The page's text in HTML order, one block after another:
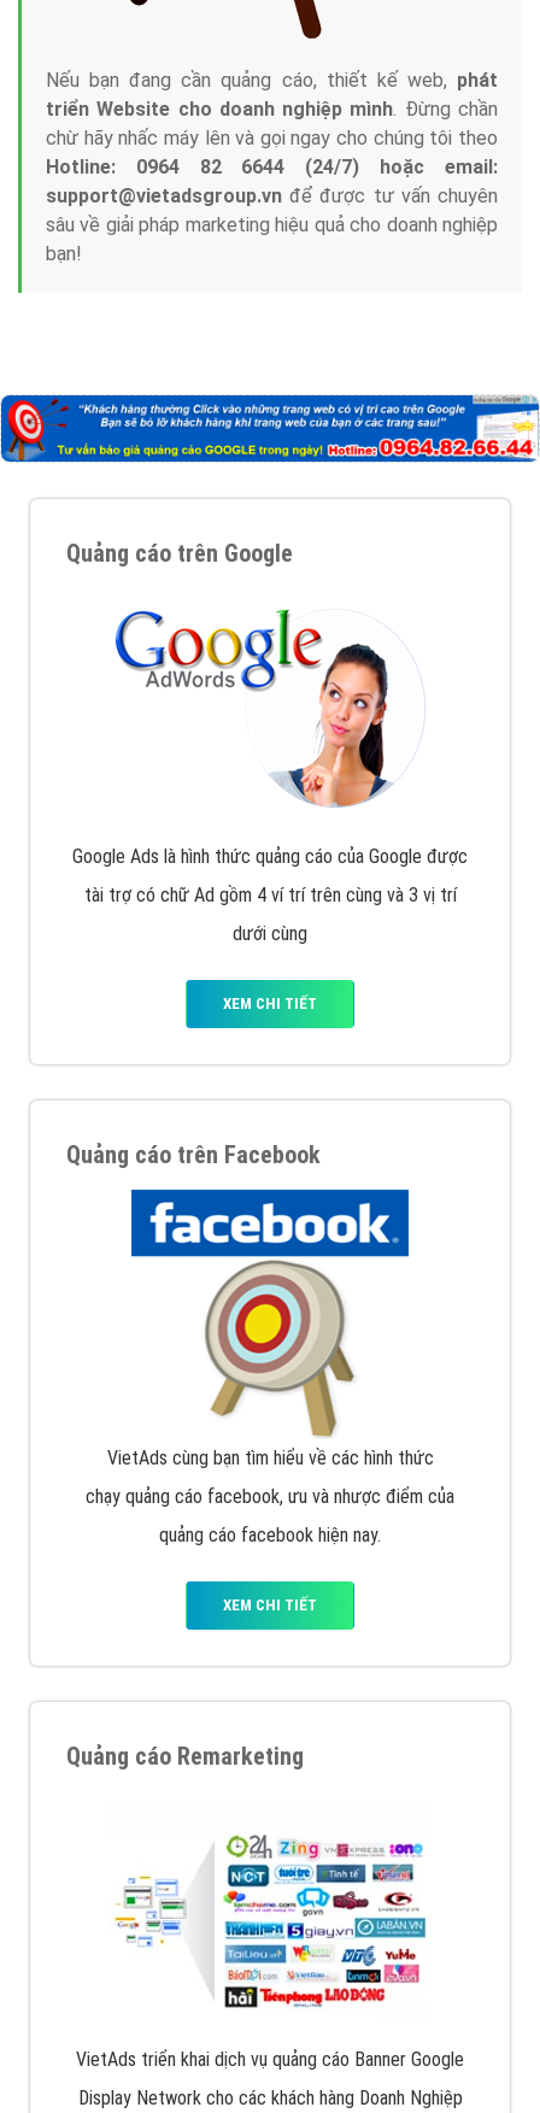
Nếu bạn đang cần quảng cáo, thiết kế web, phát
triển Website cho doanh nghiệp mình. Đừng chần
chừ hãy nhấc máy lên và gọi ngay cho chúng tôi theo
Hotline: 0964 82 6644 (24/7) hoặc email:
support@vietadsgroup.vn để được tư vấn chuyên
sâu về giải pháp marketing hiệu quả cho doanh nghiệp
bạn!
Quảng cáo trên Google
Google Ads là hình thức quảng cáo của Google được
tài trợ có chữ Ad gồm 4 ví trí trên cùng và 3 vị trí
dưới cùng
XEM CHI TIẾT
Quảng cáo trên Facebook
VietAds cùng bạn tìm hiểu về các hình thức
chạy quảng cáo facebook, ưu và nhược điểm của
quảng cáo facebook hiện nay.
XEM CHI TIẾT
Quảng cáo Remarketing
VietAds triển khai dịch vụ quảng cáo Banner Google
Display Network cho các khách hàng Doanh Nghiệp